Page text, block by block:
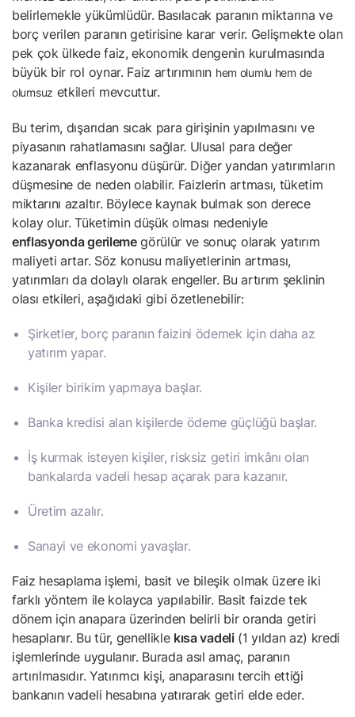
belirlemekle yükümlüdür. Basılacak paranın miktarına ve
borç verilen paranın getirisine karar verir. Gelişmekte olan
pek çok ülkede faiz, ekonomik dengenin kurulmasında
büyük bir rol oynar. Faiz artırımının hem olumlu hem de
olumsuz etkileri mevcuttur.
Bu terim, dışarıdan sıcak para girişinin yapılmasını ve
piyasanın rahatlamasını sağlar. Ulusal para değer
kazanarak enflasyonu düşürür. Diğer yandan yatırımların
düşmesine de neden olabilir. Faizlerin artması, tüketim
miktarını azaltır. Böylece kaynak bulmak son derece
kolay olur. Tüketimin düşük olması nedeniyle
enflasyonda gerilemegörülür ve sonuç olarak yatırım
maliyeti artar. Söz konusu maliyetlerinin artması,
yatırımları da dolaylı olarak engeller. Bu artırım şeklinin
olası etkileri, aşağıdaki gibi özetlenebilir:
Şirketler, borç paranın faizini ödemek için daha az
yatırım yapar.
Kişiler birikim yapmaya başlar.
Banka kredisi alan kişilerde ödeme güçlüğü başlar.
İş kurmak isteyen kişiler, risksiz getiri imkânı olan
bankalarda vadeli hesap açarak para kazanır.
Üretim azalır.
Sanayi ve ekonomi yavaşlar.
Faiz hesaplama işlemi, basit ve bileşik olmak üzere iki
farklı yöntem ile kolayca yapılabilir. Basit faizde tek
dönem için anapara üzerinden belirli bir oranda getiri
hesaplanır. Bu tür, genellikle kısa vadeli(1 yıldan az) kredi
işlemlerinde uygulanır. Burada asıl amaç, paranın
artırılmasıdır. Yatırımcı kişi, anaparasını tercih ettiği
bankanın vadeli hesabına yatırarak getiri elde eder.